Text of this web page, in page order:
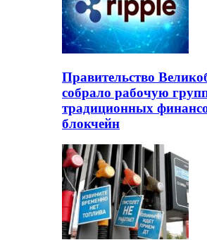
Правительство
собрало рабочую
традиционных
блокчейн